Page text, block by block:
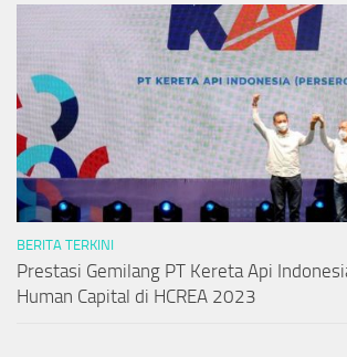
BERITA TERKINI
Prestasi Gemilang PT Kereta Api
Human Capital di HCREA 2023